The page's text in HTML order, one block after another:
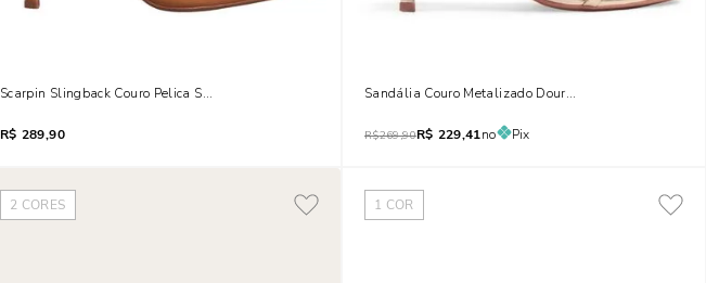
Scarpin Slingback Couro Pelica Soft Marrom Doce De Leite Salto Fino
R$ 289,90
Sandália Couro Metalizado Dourada Salto Fino
R$269,90R$ 229,41no Pix
2 CORES 1 COR